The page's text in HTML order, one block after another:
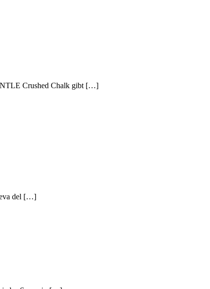
Crushed Chalk gibt […]
del […]